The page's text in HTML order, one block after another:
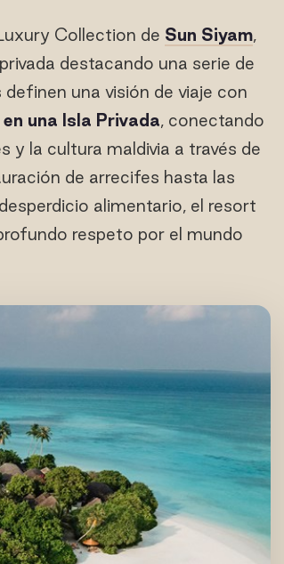
Collection de Sun Siyam,
destacando una serie de
una visión de viaje con
una Isla Privada, conectando
y la cultura maldivia a través de
de arrecifes hasta las
alimentario, el resort
respeto por el mundo